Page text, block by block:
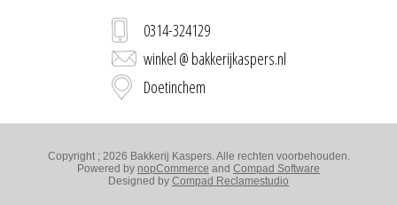
0314-324129
winkel @ bakkerijkaspers.nl
Doetinchem
Copyright ; 2026 Bakkerij Kaspers. Alle rechten voorbehouden.
Powered by nopCommerce and Compad Software
Designed by Compad Reclamestudio